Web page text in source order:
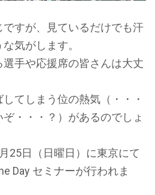
すが、見ているだけでも汗
気がします。
手や応援席の皆さんは大丈
てしまう位の熱気（・・・
・・・？）があるのでしょ
25日（日曜日）に東京にて
Day セミナーが行われま